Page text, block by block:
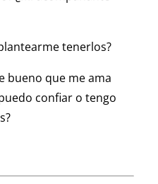
tenerlos?
bueno que me ama
confiar o tengo